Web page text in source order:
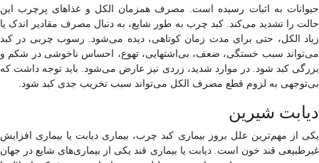
حیوانات به اثبات رسیده است. مصرف همزمان الکل و غذاهای پرچرب این
حالت را تشدید می‌کند. کبد چرب به طور شایع، به دنبال مصرف مقادیر اندک یا
زیاد الکل، حتی برای مدت زمان کوتاهی، دیده می‌شود. رسوب چربی در کبد
می‌تواند سبب خستگی، ضعف، بی‌اشتهایی، تهوع، احساس ناخوشی در شکم و
بزرگی کبد شود. در موارد شدید، زردی نیز عارض می‌شود. باید توجه داشت که
بی‌توجهی به لزوم قطع مصرف الکل می‌تواند سبب تخریب جدی کبد شود.
دیابت شیرین
یکی از مهم‌ترین علل بروز بیماری کبد چرب، بیماری دیابت یا بیماری افزایش
غیرطبیعی قند خون است. دیابت یا بیماری قند یکی از بیماری‌های شایع در جهان